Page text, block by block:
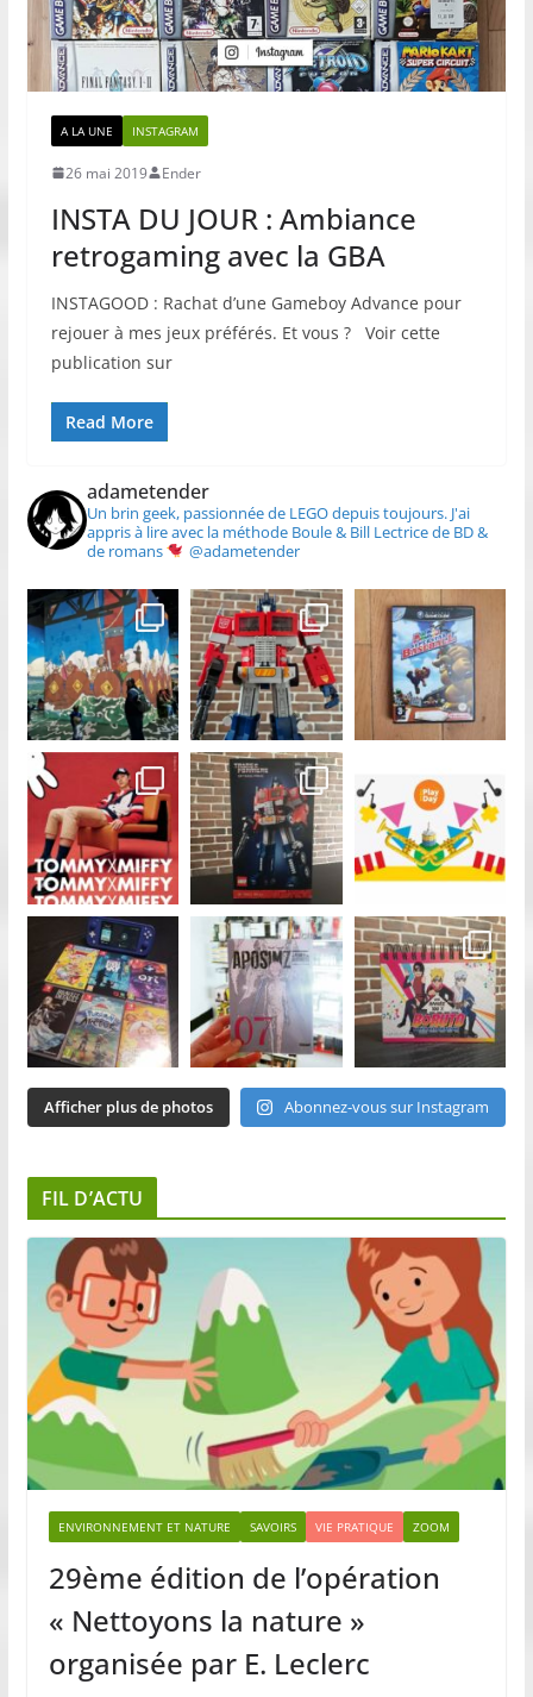
A LA UNE INSTAGRAM
26 mai 2019 Ender
INSTA DU JOUR : Ambiance
retrogaming avec la GBA
INSTAGOOD : Rachat d’une Gameboy Advance pour
rejouer à mes jeux préférés. Et vous ? Voir cette
publication sur
Read More
adametender
Un brin geek, passionnée de LEGO depuis toujours.J'ai
appris à lire avec la méthode Boule & Bill Lectrice de BD &
de romans
@adametender
Afficher plus de photos Abonnez-vous sur Instagram
FIL D’ACTU
ENVIRONNEMENT ET NATURE SAVOIRS VIE PRATIQUE ZOOM
29ème édition de l’opération
« Nettoyons la nature »
organisée par E. Leclerc